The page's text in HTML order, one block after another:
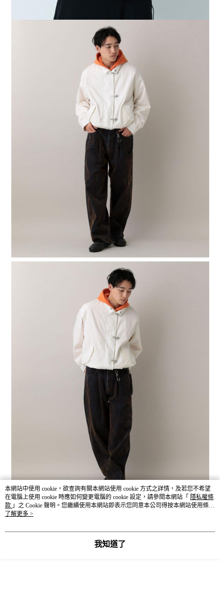
本網站中使用 cookie，欲查詢有關本網站使用 cookie 方式之詳情，及若您不希望
在電腦上使用 cookie 時應如何變更電腦的 cookie 設定，請參閱本網站「 隱私權條
款 」之 Cookie 聲明。您繼續使用本網站即表示您同意本公司得按本網站使用條款
之 Cookie 聲明使用 cookie。
了解更多 >
我知道了